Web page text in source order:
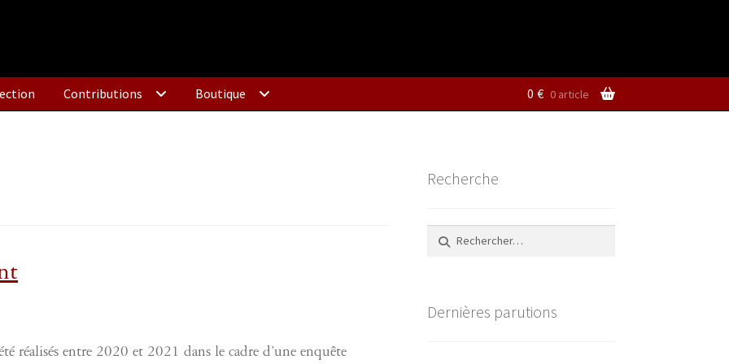
Contributions Boutique 0 € 0 article
réalisés entre 2020 et 2021 dans le cadre d’une enquête
Recherche
Rechercher :
Dernières parutions